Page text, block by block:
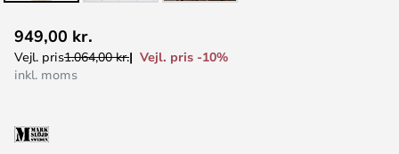
til
starten
949,00 kr.
Vejl. pris1.064,00 kr.
Vejl. pris -10%
inkl. moms